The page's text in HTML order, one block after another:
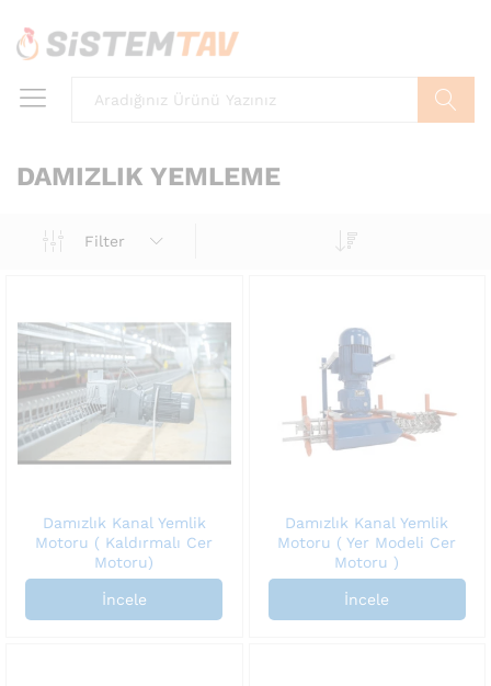
DAMIZLIK YEMLEME
Filter
Damızlık Kanal Yemlik
Motoru ( Kaldırmalı Cer
Motoru)
İncele
Damızlık Kanal Yemlik
Motoru ( Yer Modeli Cer
Motoru )
İncele